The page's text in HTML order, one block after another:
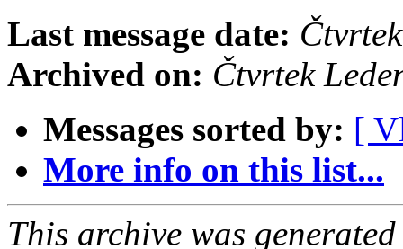
Last message date:
Archived on: Čtvrtek
Messages sorted by: [
More info on this list...
This archive was